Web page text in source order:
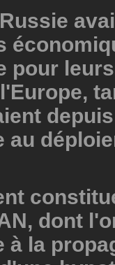
pour
au
dont
à la